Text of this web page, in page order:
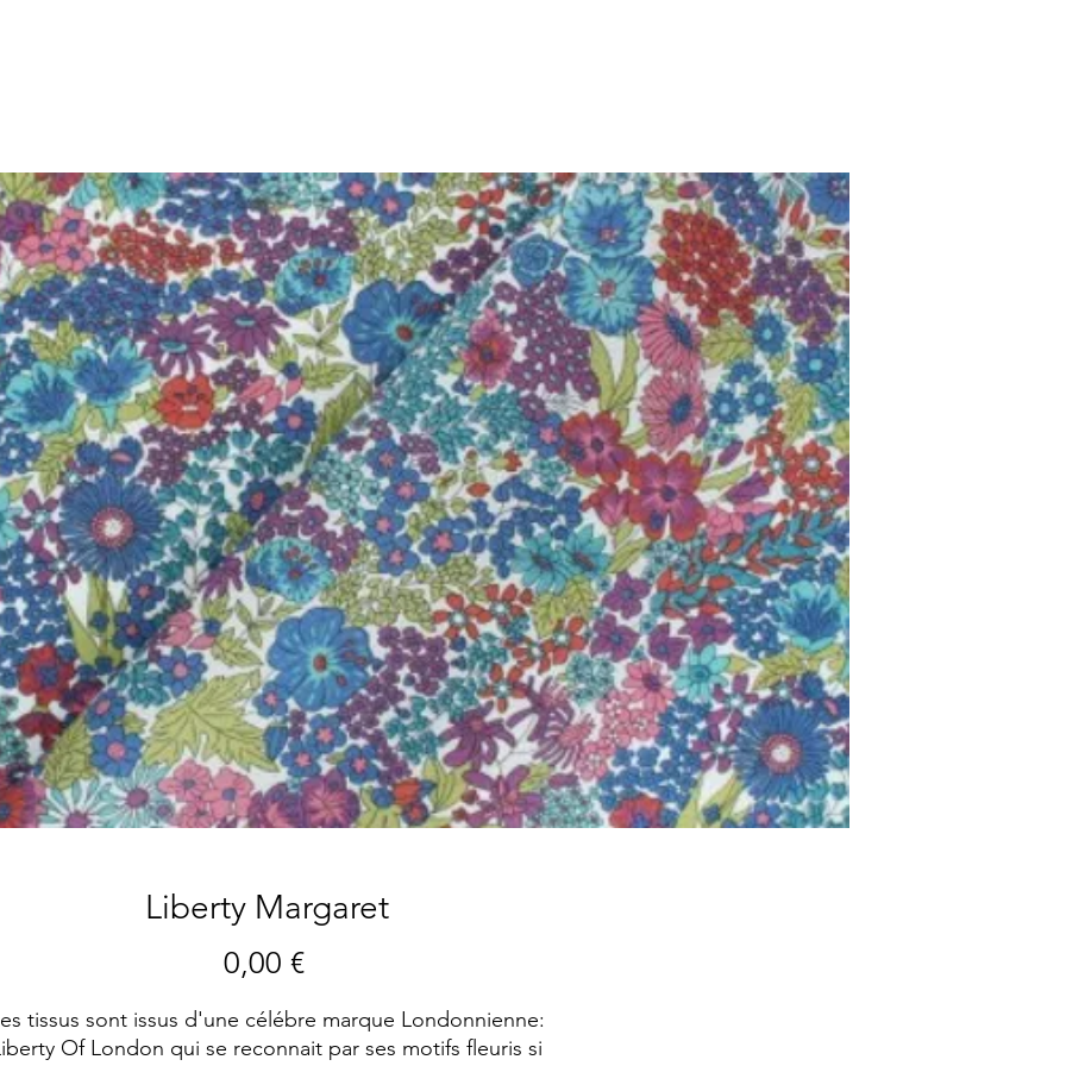
Liberty Margaret
0,00 €Preis
tissus sont issus d'une célébre marque Londonnienne:
Of London qui se reconnait par ses motifs fleuris si